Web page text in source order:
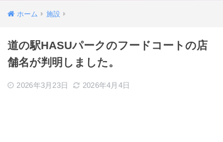
ホーム 施設
道の駅HASUパークのフードコートの店
舗名が判明しました。
2026年3月23日 2026年4月4日